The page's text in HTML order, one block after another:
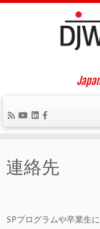
to
content
連絡先
SPプログラムや卒業生